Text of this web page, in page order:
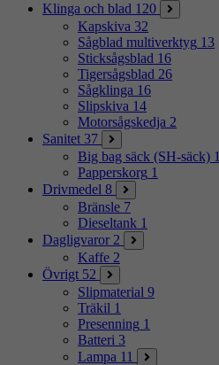
Klinga och blad 120
Kapskiva 32
Sågblad multiverktyg 13
Sticksågsblad 16
Tigersågsblad 26
Sågklinga 16
Slipskiva 14
Motorsågskedja 2
Sanitet 37
Big bag säck (SH-säck) 1
Papperskorg 1
Drivmedel 8
Bränsle 7
Dieseltank 1
Dagligvaror 2
Kaffe 2
Övrigt 52
Slipmaterial 9
Träkil 1
Presenning 1
Batteri 3
Lampa 11